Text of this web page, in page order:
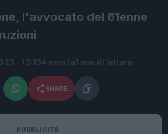
l'avvocato del 61enne
- 13:134 anni fa 1 min di lettura
SHARE
PUBBLICITÀ